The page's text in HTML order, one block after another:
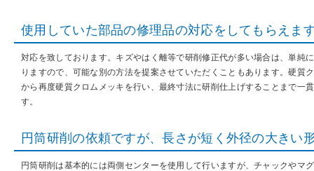
使用していた部品の修理品の対応をしてもらえま
対応を致しております。キズやはく離等で研削修正代が多い場合は、単純
りますので、可能な別の方法を提案させていただくこともあります。硬質
から再度硬質クロムメッキを行い、最終寸法に研削仕上げすることまで一
す。
円筒研削の依頼ですが、長さが短く外径の大きい
円筒研削は基本的には両側センターを使用して行いますが、チャックやマ